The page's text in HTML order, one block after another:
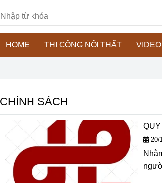
HOME THI CÔNG NỘI THẤT
CHÍNH SÁCH
20/